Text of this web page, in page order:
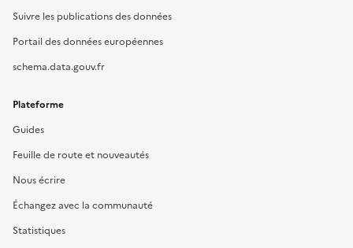
Suivre les publications des données
Portail des données européennes
schema.data.gouv.fr
Plateforme
Guides
Feuille de route et nouveautés
Nous écrire
Échangez avec la communauté
Statistiques